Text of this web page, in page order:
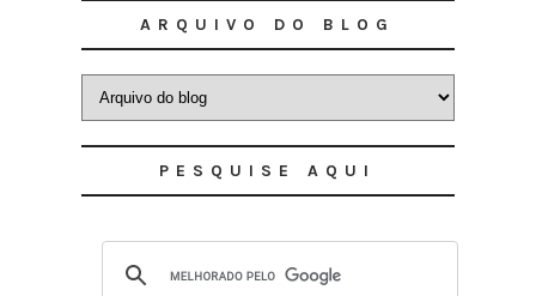
ARQUIVO DO BLOG
PESQUISE AQUI